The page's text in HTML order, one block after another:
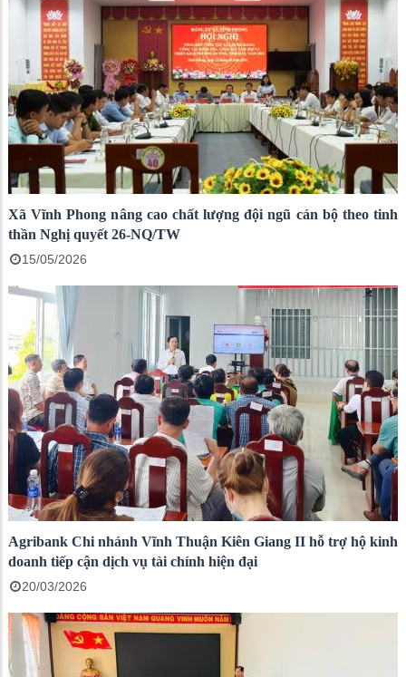
Xã Vĩnh Phong nâng cao chất lượng đội ngũ cán bộ theo tinh
thần Nghị quyết 26-NQ/TW
15/05/2026
Agribank Chi nhánh Vĩnh Thuận Kiên Giang II hỗ trợ hộ kinh
doanh tiếp cận dịch vụ tài chính hiện đại
20/03/2026